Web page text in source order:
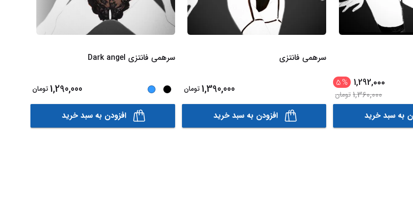
1,292,000
%
5
1,360,000تومان
به سبد خرید
سرهمی فانتزی
1,390,000 تومان
افزودن به سبد خرید
سرهمی فانتزی Dark angel
1,290,000تومان
افزودن به سبد خرید